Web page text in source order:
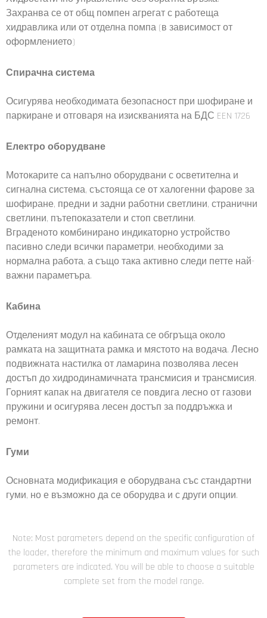
Захранва се от общ помпен агрегат с работеща
хидравлика или от отделна помпа (в зависимост от
оформлението)
Спирачна система
Осигурява необходимата безопасност при шофиране и
паркиране и отговаря на изискванията на БДС EEN 1726
Електро оборудване
Мотокарите са напълно оборудвани с осветителна и
сигнална система, състояща се от халогенни фарове за
шофиране, предни и задни работни светлини, странични
светлини, пътепоказатели и стоп светлини.
Вграденото комбинирано индикаторно устройство
пасивно следи всички параметри, необходими за
нормална работа, а също така активно следи петте най-
важни параметъра.
Кабина
Отделеният модул на кабината се обгръща около
рамката на защитната рамка и мястото на водача. Лесно
подвижната настилка от ламарина позволява лесен
достъп до хидродинамичната трансмисия и трансмисия.
Горният капак на двигателя се повдига лесно от газови
пружини и осигурява лесен достъп за поддръжка и
ремонт.
Гуми
Основната модификация е оборудвана със стандартни
гуми, но е възможно да се оборудва и с други опции.
Note: Most parameters depend on the specific configuration of
the loader, therefore the minimum and maximum values for such
parameters are indicated. You will be able to choose a suitable
complete set from the model range.